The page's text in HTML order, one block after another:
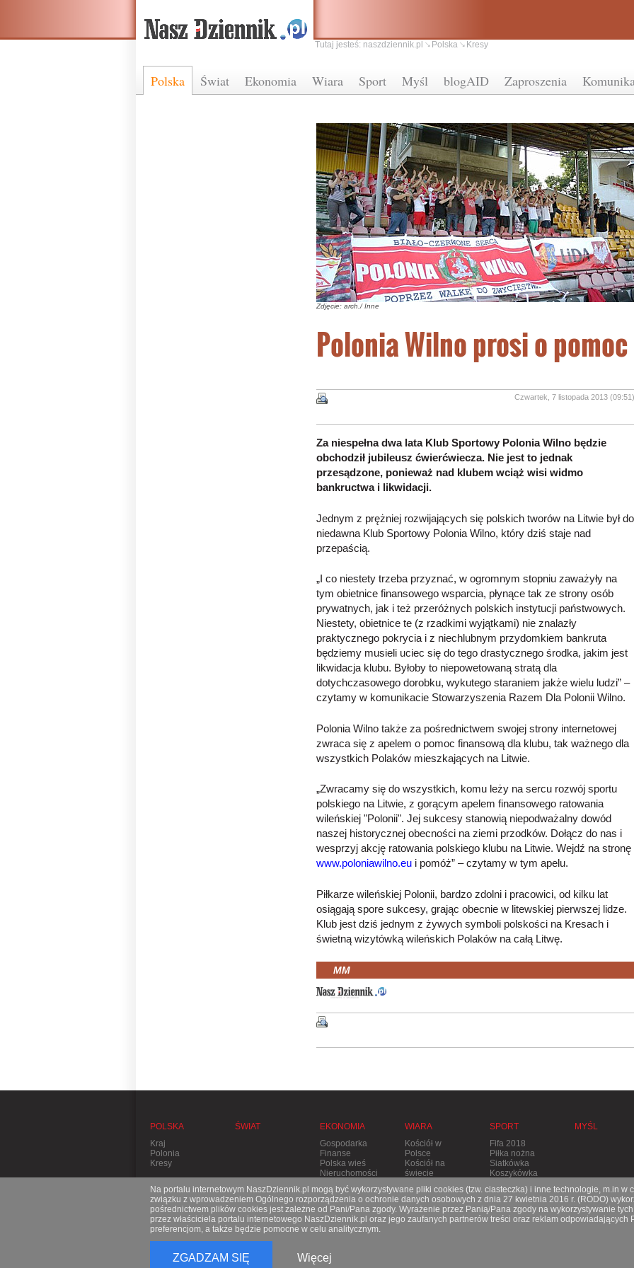
Polska Świat Ekonomia Wiara Sport Myśl blogAID Zaproszenia
Tutaj jesteś: naszdziennik.pl Polska Kresy
Zdjęcie: arch./ Inne
Polonia Wilno prosi o pomoc
Czwartek, 7 listopada 2013 (09:51)
Za niespełna dwa lata Klub Sportowy Polonia Wilno będzie
obchodził jubileusz ćwierćwiecza. Nie jest to jednak
przesądzone, ponieważ nad klubem wciąż wisi widmo
bankructwa i likwidacji.
Jednym z prężniej rozwijających się polskich tworów na Litwie był do
niedawna Klub Sportowy Polonia Wilno, który dziś staje nad
przepaścią.
„I co niestety trzeba przyznać, w ogromnym stopniu zaważyły na
tym obietnice finansowego wsparcia, płynące tak ze strony osób
prywatnych, jak i też przeróżnych polskich instytucji państwowych.
Niestety, obietnice te (z rzadkimi wyjątkami) nie znalazły
praktycznego pokrycia i z niechlubnym przydomkiem bankruta
będziemy musieli uciec się do tego drastycznego środka, jakim jest
likwidacja klubu. Byłoby to niepowetowaną stratą dla
dotychczasowego dorobku, wykutego staraniem jakże wielu ludzi” –
czytamy w komunikacie Stowarzyszenia Razem Dla Polonii Wilno.
Polonia Wilno także za pośrednictwem swojej strony internetowej
zwraca się z apelem o pomoc finansową dla klubu, tak ważnego dla
wszystkich Polaków mieszkających na Litwie.
„Zwracamy się do wszystkich, komu leży na sercu rozwój sportu
polskiego na Litwie, z gorącym apelem finansowego ratowania
wileńskiej "Polonii". Jej sukcesy stanowią niepodważalny dowód
naszej historycznej obecności na ziemi przodków. Dołącz do nas i
wesprzyj akcję ratowania polskiego klubu na Litwie. Wejdź na stronę
www.poloniawilno.eu i pomóż” – czytamy w tym apelu.
Piłkarze wileńskiej Polonii, bardzo zdolni i pracowici, od kilku lat
osiągają spore sukcesy, grając obecnie w litewskiej pierwszej lidze.
Klub jest dziś jednym z żywych symboli polskości na Kresach i
świetną wizytówką wileńskich Polaków na całą Litwę.
MM
POLSKA
Kraj
Polonia
Kresy
ŚWIAT
EKONOMIA
Gospodarka
Finanse
Polska wieś
Nieruchomości
WIARA
Kościół w
Polsce
Kościół na
świecie
Apostolska
Prześladowania
SPORT
Fifa 2018
Piłka nożna
Siatkówka
Koszykówka
Pozostałe
dyscypliny
MYŚL
Na portalu internetowym NaszDziennik.pl mogą być wykorzystywane pliki cookies (tzw. ciasteczka) i inne technologie, m.in w
związku z wprowadzeniem Ogólnego rozporządzenia o ochronie danych osobowych z dnia 27 kwietnia 2016 r. (RODO)
pośrednictwem plików cookies jest zależne od Pani/Pana zgody. Wyrażenie przez Panią/Pana zgody na wykorzystywanie
przez właściciela portalu internetowego NaszDziennik.pl oraz jego zaufanych partnerów treści oraz reklam odpowiadających
preferencjom, a także będzie pomocne w celu analitycznym.
ZGADZAM SIĘ Więcej